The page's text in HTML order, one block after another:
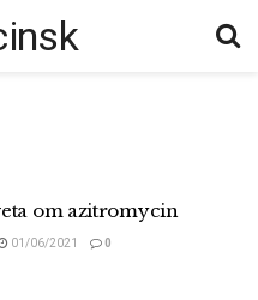
om azitromycin
01/06/2021 0